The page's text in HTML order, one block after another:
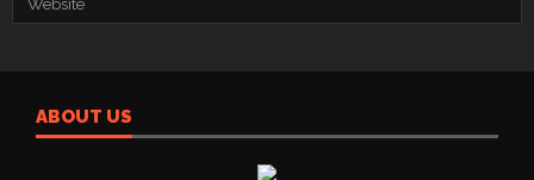
ABOUT US